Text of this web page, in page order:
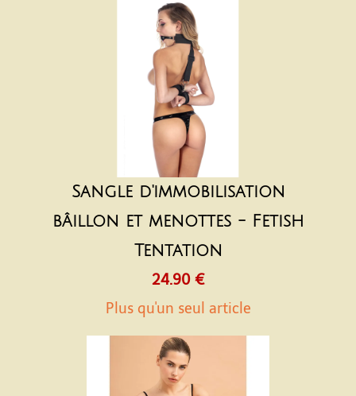
Sangle d'immobilisation
bâillon et menottes - Fetish
Tentation
24.90 €
Plus qu'un seul article